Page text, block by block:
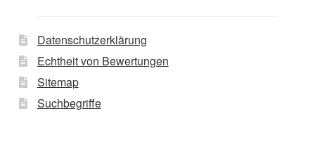
Datenschutzerklärung
Echtheit von Bewertungen
Sitemap
Suchbegriffe